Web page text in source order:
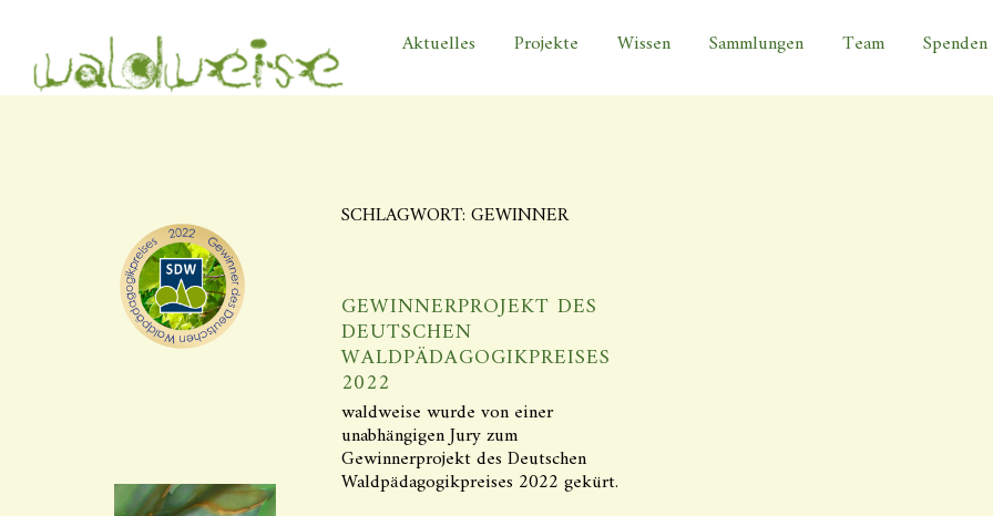
Aktuelles Projekte Wissen Sammlungen Team Spenden
SCHLAGWORT:GEWINNER
GEWINNERPROJEKT DES
DEUTSCHEN
WALDPÄDAGOGIKPREISES
2022
waldweise wurde von einer
unabhängigen Jury zum
Gewinnerprojekt des Deutschen
Waldpädagogikpreises 2022 gekürt.